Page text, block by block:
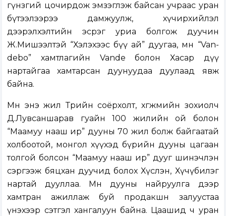
гүнзгий цочирдож эмзэглэж байсан учраас уран
бүтээлээрээ дамжуулж, хүчирхийлэл
дээрэлхэлтийн эсрэг уриа болгож дуучин
Ж.Мишээлтэй “Хэлэхээс бүү ай” дуугаа, мөн “Van­
debo” хамтлагийн Vande болон Хасар дүү
нартайгаа хамтарсан дуунуудаа дуулаад явж
байна.
Мөн энэ жил Төрийн соёрхолт, хөгжмийн зохиолч
Д.Лувсаншарав гуайн 100 жилийн ой болон
“Маамуу нааш ир” дууны 70 жил болж байгаатай
холбоотой, монгол хүүхэд бүрийн дууны цагаан
толгой болсон “Маамуу нааш ир” дууг шинэчлэн
сэргээж бяцхан дуучид болох Хүслэн, Хүчүбилэг
нартай дууллаа. Мөн дууны найруулга дээр
хамтран ажиллаж буй продакшн залуустаа
үнэхээр сэтгэл хангалуун байна. Цаашид ч уран